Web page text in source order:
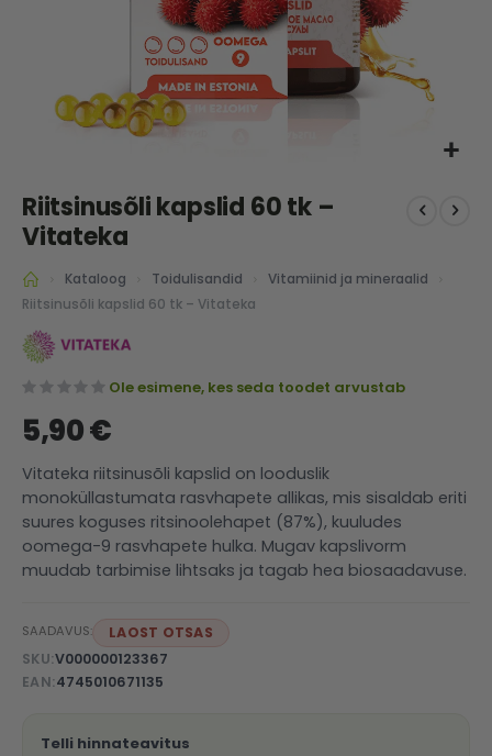
to
the
beginning
of
the
gallery
Riitsinusõli kapslid 60 tk –
Vitateka
Kataloog Toidulisandid
Vitamiinid ja mineraalid
Riitsinusõli kapslid 60 tk – Vitateka
Ole esimene, kes seda toodet arvustab
5,90 €
Vitateka riitsinusõli kapslid on looduslik
monoküllastumata rasvhapete allikas, mis sisaldab eriti
suures koguses ritsinoolehapet (87%), kuuludes
oomega-9 rasvhapete hulka. Mugav kapslivorm
muudab tarbimise lihtsaks ja tagab hea biosaadavuse.
SAADAVUS:
LAOST OTSAS
SKU V000000123367
EAN 4745010671135
Telli hinnateavitus